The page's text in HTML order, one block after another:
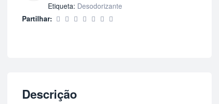
Etiqueta: Desodorizante
Partilhar:
Descrição